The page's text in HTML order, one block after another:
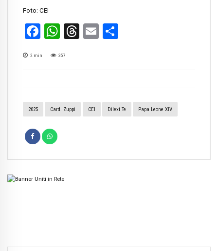
Foto: CEI
Facebook
WhatsApp
Threads
Email
2 min 357
2025 Card. Zuppi CEI Dilexi Te Papa Leone XIV